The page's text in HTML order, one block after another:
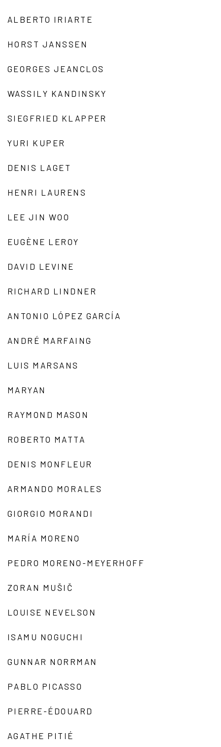
ALBERTO IRIARTE
HORST JANSSEN
GEORGES JEANCLOS
WASSILY KANDINSKY
SIEGFRIED KLAPPER
YURI KUPER
DENIS LAGET
HENRI LAURENS
LEE JIN WOO
EUGÈNE LEROY
DAVID LEVINE
RICHARD LINDNER
ANTONIO LÓPEZ GARCÍA
ANDRÉ MARFAING
LUIS MARSANS
MARYAN
RAYMOND MASON
ROBERTO MATTA
DENIS MONFLEUR
ARMANDO MORALES
GIORGIO MORANDI
MARÍA MORENO
PEDRO MORENO-MEYERHOFF
ZORAN MUŠIČ
LOUISE NEVELSON
ISAMU NOGUCHI
GUNNAR NORRMAN
PABLO PICASSO
PIERRE-ÉDOUARD
AGATHE PITIÉ